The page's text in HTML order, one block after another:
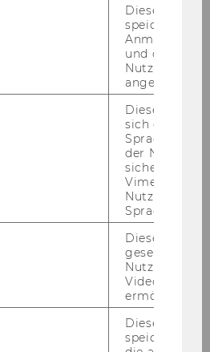
Wirtschafts-
durch "Die
und Prüfungen des
ersetzt.
Se­nats
10. November 2010, 6.
der Funktion der
an der Universität für
10. November 2010, 6.
von Stellen für
Dieses Cookie
speichert
und ob sich
Nutzer*in
angemeldet
Dieses
sich die
der
Vimeo in der
Nutzer
Sprache
Dieser
gesetzt, um
Nutzung des
Videoplayers
ermöglichen
Dieses Cookie
speichert